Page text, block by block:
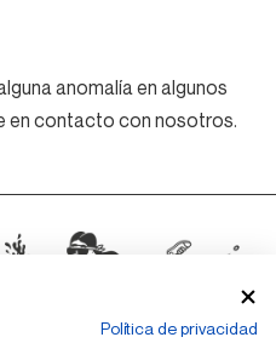
anomalía en algunos
en contacto con nosotros.
Política de privacidad